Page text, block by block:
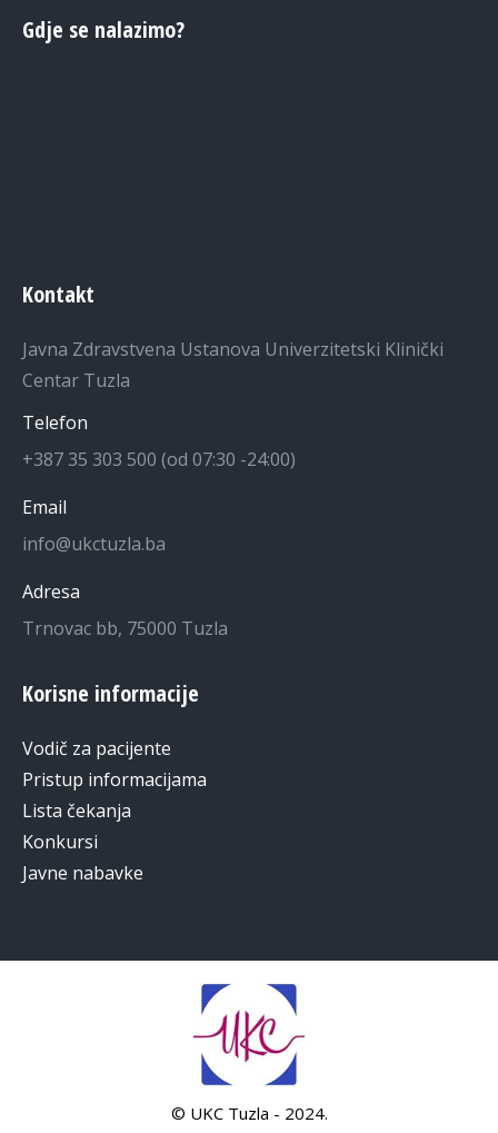
Gdje se nalazimo?
Kontakt
Javna Zdravstvena Ustanova Univerzitetski Klinički
Centar Tuzla
Telefon
+387 35 303 500 (od 07:30 -24:00)
Email
info@ukctuzla.ba
Adresa
Trnovac bb, 75000 Tuzla
Korisne informacije
Vodič za pacijente
Pristup informacijama
Lista čekanja
Konkursi
Javne nabavke
© UKC Tuzla - 2024.